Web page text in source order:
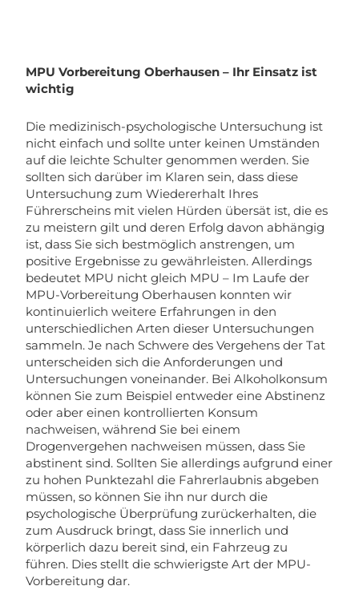
MPU Vorbereitung Oberhausen – Ihr Einsatz ist
wichtig
Die medizinisch-psychologische Untersuchung ist
nicht einfach und sollte unter keinen Umständen
auf die leichte Schulter genommen werden. Sie
sollten sich darüber im Klaren sein, dass diese
Untersuchung zum Wiedererhalt Ihres
Führerscheins mit vielen Hürden übersät ist, die es
zu meistern gilt und deren Erfolg davon abhängig
ist, dass Sie sich bestmöglich anstrengen, um
positive Ergebnisse zu gewährleisten. Allerdings
bedeutet MPU nicht gleich MPU – Im Laufe der
MPU-Vorbereitung Oberhausen konnten wir
kontinuierlich weitere Erfahrungen in den
unterschiedlichen Arten dieser Untersuchungen
sammeln. Je nach Schwere des Vergehens der Tat
unterscheiden sich die Anforderungen und
Untersuchungen voneinander. Bei Alkoholkonsum
können Sie zum Beispiel entweder eine Abstinenz
oder aber einen kontrollierten Konsum
nachweisen, während Sie bei einem
Drogenvergehen nachweisen müssen, dass Sie
abstinent sind. Sollten Sie allerdings aufgrund einer
zu hohen Punktezahl die Fahrerlaubnis abgeben
müssen, so können Sie ihn nur durch die
psychologische Überprüfung zurückerhalten, die
zum Ausdruck bringt, dass Sie innerlich und
körperlich dazu bereit sind, ein Fahrzeug zu
führen. Dies stellt die schwierigste Art der MPU-
Vorbereitung dar.